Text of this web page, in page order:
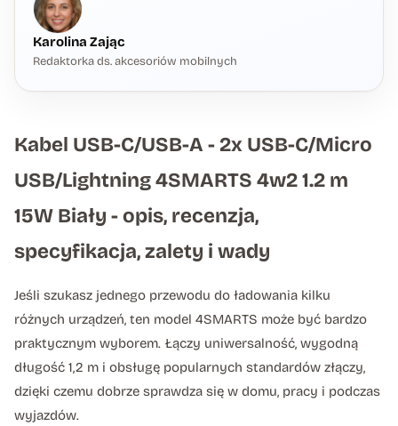
Karolina Zając
Redaktorka ds. akcesoriów mobilnych
Kabel USB-C/USB-A - 2x USB-C/Micro
USB/Lightning 4SMARTS 4w2 1.2 m
15W Biały - opis, recenzja,
specyfikacja, zalety i wady
Jeśli szukasz jednego przewodu do ładowania kilku
różnych urządzeń, ten model 4SMARTS może być bardzo
praktycznym wyborem. Łączy uniwersalność, wygodną
długość 1,2 m i obsługę popularnych standardów złączy,
dzięki czemu dobrze sprawdza się w domu, pracy i podczas
wyjazdów.